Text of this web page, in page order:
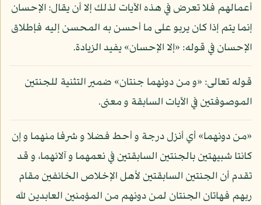
أعمالهم فلا تعرض في هذه الآيات لذلك إلا أن يقال: الإحسان
إنما يتم إذا كان يربو على ما أحسن به المحسن إليه فإطلاق
الإحسان في قوله: «إلا الإحسان» يفيد الزيادة.
قوله تعالى: «و من دونهما جنتان» ضمير التثنية للجنتين
الموصوفتين في الآيات السابقة و معنى.
«من دونهما» أي أنزل درجة و أحط فضلا و شرفا منهما و إن
كانتا شبيهتين بالجنتين السابقتين في نعمهما و آلائهما، و قد
تقدم أن الجنتين السابقتين لأهل الإخلاص الخائفين مقام
ربهم فهاتان الجنتان لمن دونهم من المؤمنين العابدين لله